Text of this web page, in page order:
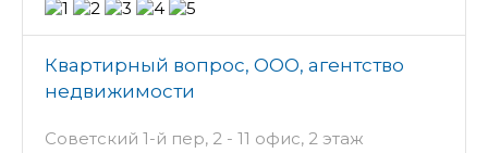
Квартирный вопрос, ООО, агентство
недвижимости
Советский 1-й пер, 2 - 11 офис, 2 этаж